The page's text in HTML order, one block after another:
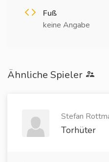
Fuß
keine Angabe
Ähnliche Spieler
Stefan
Torhüter